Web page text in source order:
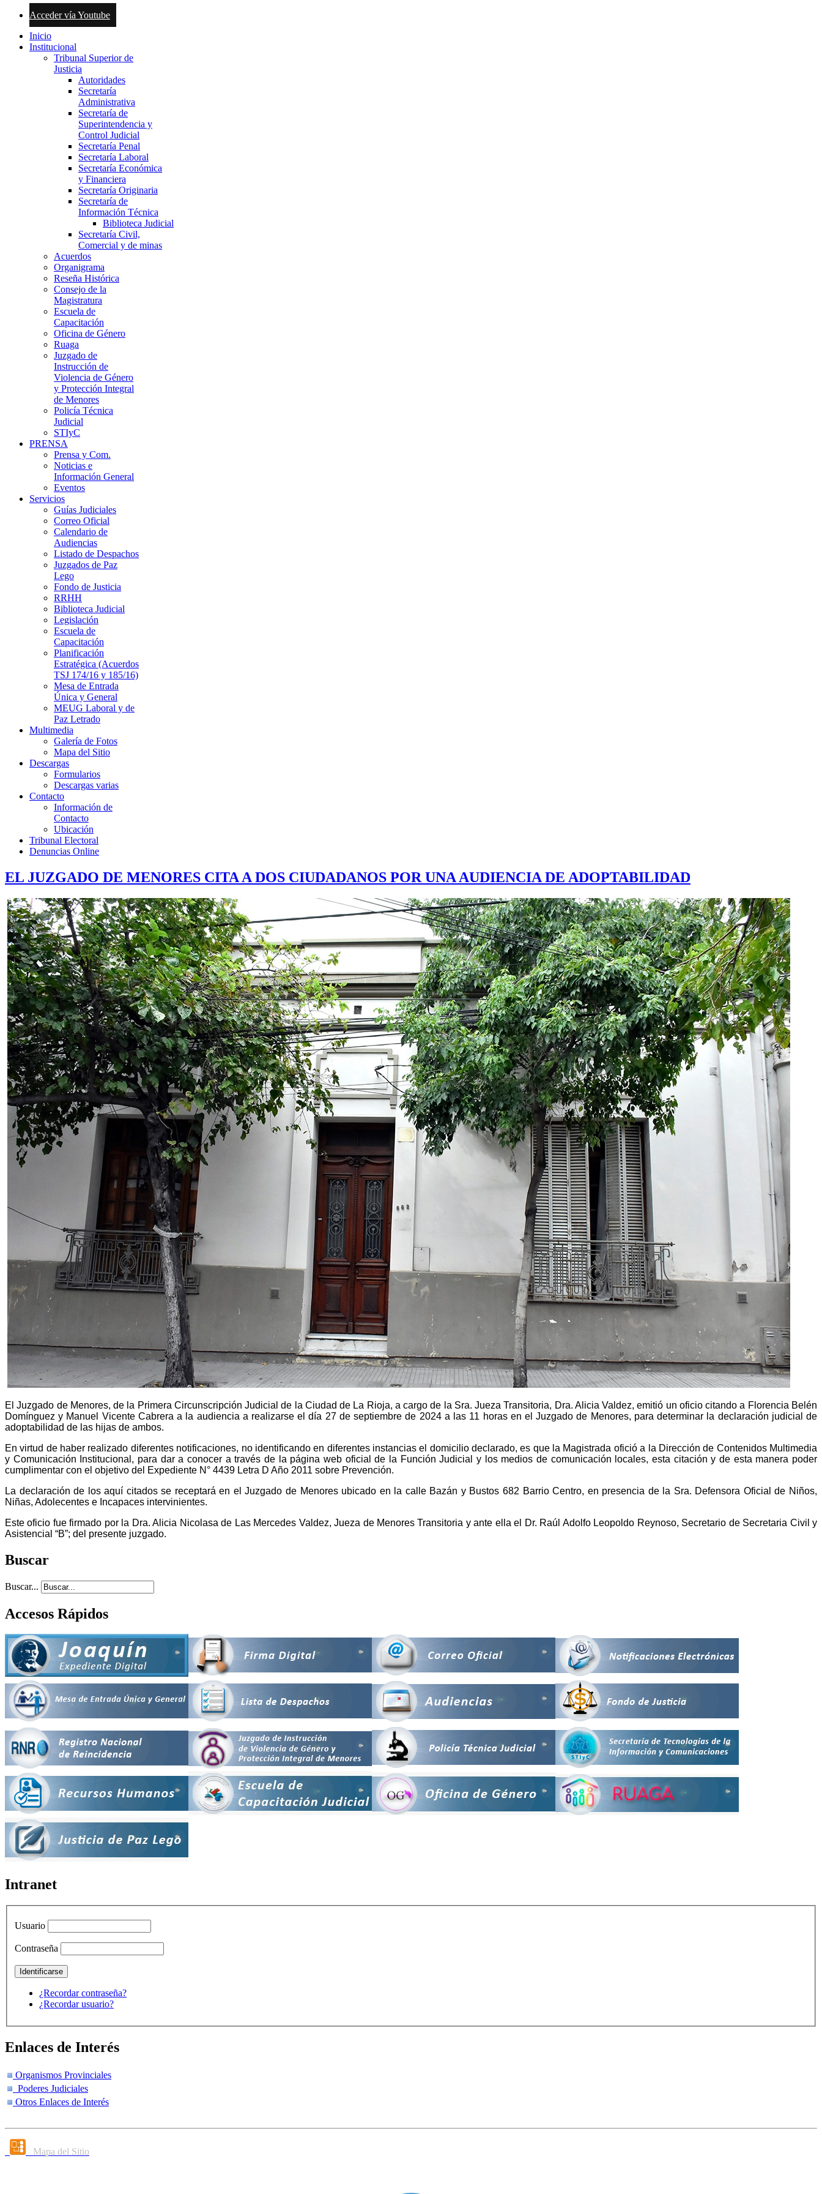
Acceder vía Youtube
Inicio
Institucional
Tribunal Superior de
Justicia
Autoridades
Secretaría
Administrativa
Secretaría de
Superintendencia y
Control Judicial
Secretaría Penal
Secretaría Laboral
Secretaría Económica
y Financiera
Secretaría Originaria
Secretaría de
Información Técnica
Biblioteca Judicial
Secretaría Civil,
Comercial y de minas
Acuerdos
Organigrama
Reseña Histórica
Consejo de la
Magistratura
Escuela de
Capacitación
Oficina de Género
Ruaga
Juzgado de
Instrucción de
Violencia de Género
y Protección Integral
de Menores
Policía Técnica
Judicial
STIyC
PRENSA
Prensa y Com.
Noticias e
Información General
Eventos
Servicios
Guías Judiciales
Correo Oficial
Calendario de
Audiencias
Listado de Despachos
Juzgados de Paz
Lego
Fondo de Justicia
RRHH
Biblioteca Judicial
Legislación
Escuela de
Capacitación
Planificación
Estratégica (Acuerdos
TSJ 174/16 y 185/16)
Mesa de Entrada
Única y General
MEUG Laboral y de
Paz Letrado
Multimedia
Galería de Fotos
Mapa del Sitio
Descargas
Formularios
Descargas varias
Contacto
Información de
Contacto
Ubicación
Tribunal Electoral
Denuncias Online
EL JUZGADO DE MENORES CITA A DOS CIUDADANOS POR UNA AUDIENCIA DE ADOPTABILIDAD
El Juzgado de Menores, de la Primera Circunscripción Judicial de la Ciudad de La Rioja, a cargo de la Sra. Jueza Transitoria, Dra. Alicia Valdez, emitió un oficio citando a Florencia Belén
Domínguez y Manuel Vicente Cabrera a la audiencia a realizarse el día 27 de septiembre de 2024 a las 11 horas en el Juzgado de Menores, para determinar la declaración judicial de
adoptabilidad de las hijas de ambos.
En virtud de haber realizado diferentes notificaciones, no identificando en diferentes instancias el domicilio declarado, es que la Magistrada ofició a la Dirección de Contenidos Multimedia
y Comunicación Institucional, para dar a conocer a través de la página web oficial de la Función Judicial y los medios de comunicación locales, esta citación y de esta manera poder
cumplimentar con el objetivo del Expediente N° 4439 Letra D Año 2011 sobre Prevención.
La declaración de los aquí citados se receptará en el Juzgado de Menores ubicado en la calle Bazán y Bustos 682 Barrio Centro, en presencia de la Sra. Defensora Oficial de Niños,
Niñas, Adolecentes e Incapaces intervinientes.
Este oficio fue firmado por la Dra. Alicia Nicolasa de Las Mercedes Valdez, Jueza de Menores Transitoria y ante ella el Dr. Raúl Adolfo Leopoldo Reynoso, Secretario de Secretaria Civil y
Asistencial “B”; del presente juzgado.
Buscar
Buscar...
Accesos Rápidos
Intranet
Usuario
Contraseña
¿Recordar contraseña?
¿Recordar usuario?
Enlaces de Interés
Organismos Provinciales
Poderes Judiciales
Otros Enlaces de Interés
Mapa del Sitio